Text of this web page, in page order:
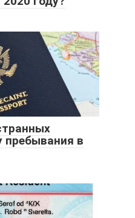
пребывания в